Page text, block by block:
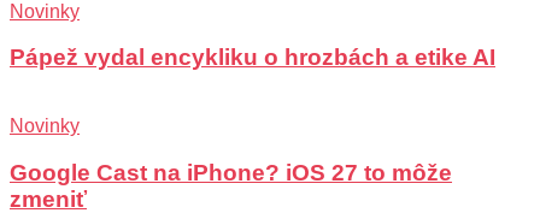
Novinky
Pápež vydal encykliku o hrozbách a etike AI
Novinky
Google Cast na iPhone? iOS 27 to môže
zmeniť